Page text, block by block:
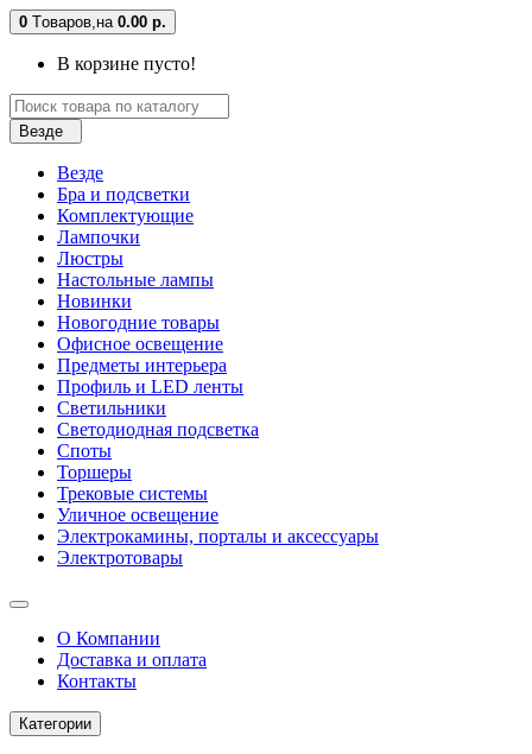
0 Tоваров,на 0.00 р.
В корзине пусто!
Везде
Везде
Бра и подсветки
Комплектующие
Лампочки
Люстры
Настольные лампы
Новинки
Новогодние товары
Офисное освещение
Предметы интерьера
Профиль и LED ленты
Светильники
Светодиодная подсветка
Споты
Торшеры
Трековые системы
Уличное освещение
Электрокамины, порталы и аксессуары
Электротовары
О Компании
Доставка и оплата
Контакты
Категории